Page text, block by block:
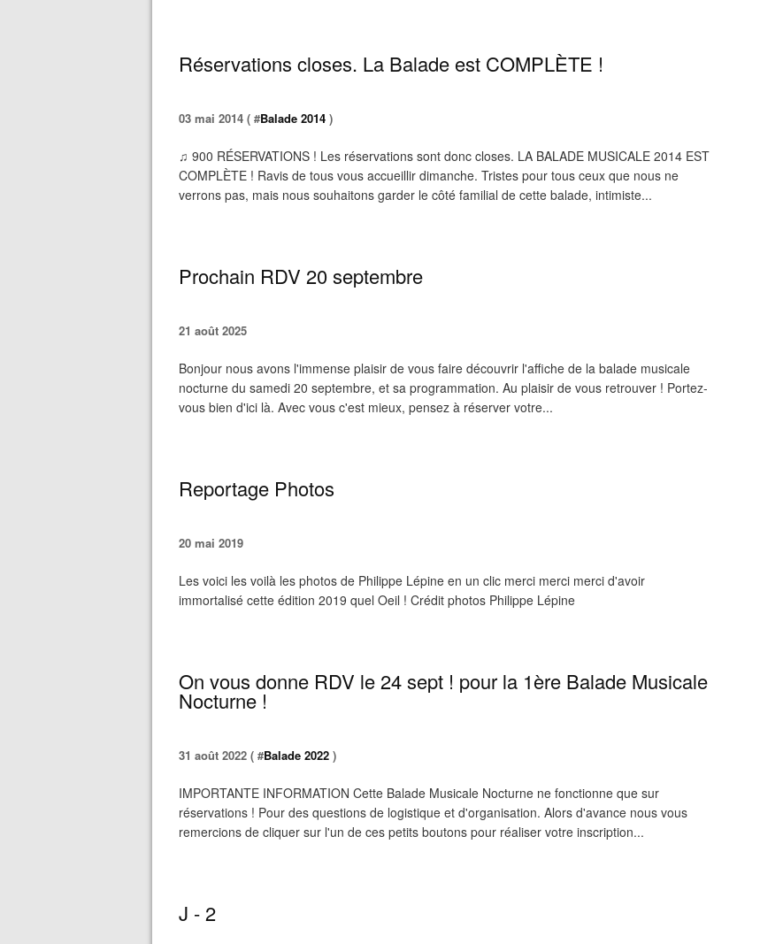
Réservations closes. La Balade est COMPLÈTE !
03 mai 2014 ( #Balade 2014 )
♫ 900 RÉSERVATIONS ! Les réservations sont donc closes. LA BALADE MUSICALE 2014 EST
COMPLÈTE ! Ravis de tous vous accueillir dimanche. Tristes pour tous ceux que nous ne
verrons pas, mais nous souhaitons garder le côté familial de cette balade, intimiste...
Prochain RDV 20 septembre
21 août 2025
Bonjour nous avons l'immense plaisir de vous faire découvrir l'affiche de la balade musicale
nocturne du samedi 20 septembre, et sa programmation. Au plaisir de vous retrouver ! Portez-
vous bien d'ici là. Avec vous c'est mieux, pensez à réserver votre...
Reportage Photos
20 mai 2019
Les voici les voilà les photos de Philippe Lépine en un clic merci merci merci d'avoir
immortalisé cette édition 2019 quel Oeil ! Crédit photos Philippe Lépine
On vous donne RDV le 24 sept ! pour la 1ère Balade Musicale
Nocturne !
31 août 2022 ( #Balade 2022 )
IMPORTANTE INFORMATION Cette Balade Musicale Nocturne ne fonctionne que sur
réservations ! Pour des questions de logistique et d'organisation. Alors d'avance nous vous
remercions de cliquer sur l'un de ces petits boutons pour réaliser votre inscription...
J - 2